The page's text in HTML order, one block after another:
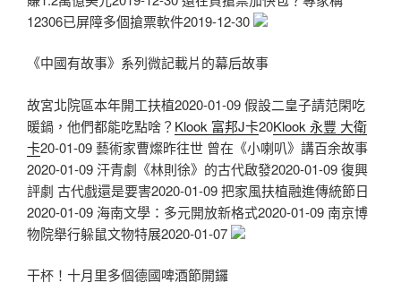
12306已屏障多個搶票軟件2019-12-30
《中國有故事》系列微記載片的幕后故事
故宮北院區本年開工扶植2020-01-09 假設二皇子請范閑吃
暖鍋，他們都能吃點啥？ Klook 富邦J卡20Klook 永豐 大衛
卡20-01-09 藝術家曹燦昨往世 曾在《小喇叭》講百余故事
2020-01-09 汗青劇《林則徐》的古代啟發2020-01-09 復興
評劇 古代戲還是要害2020-01-09 把家風扶植融進傳統節日
2020-01-09 海南文學：多元開放新格式2020-01-09 南京博
物院舉行躲鼠文物特展2020-01-07
干杯！十月里多個德國啤酒節開鑼